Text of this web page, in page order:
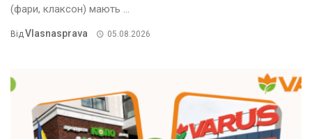
(фари, клаксон) мають ...
ВідVlasnasprava 05.08.2026